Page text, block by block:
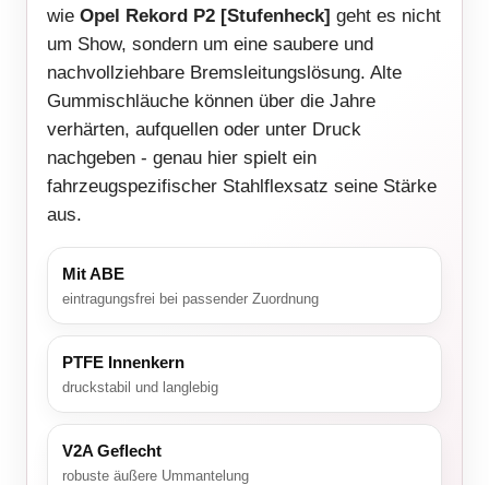
wie Opel Rekord P2 [Stufenheck] geht es nicht
um Show, sondern um eine saubere und
nachvollziehbare Bremsleitungslösung. Alte
Gummischläuche können über die Jahre
verhärten, aufquellen oder unter Druck
nachgeben - genau hier spielt ein
fahrzeugspezifischer Stahlflexsatz seine Stärke
aus.
Mit ABE
eintragungsfrei bei passender Zuordnung
PTFE Innenkern
druckstabil und langlebig
V2A Geflecht
robuste äußere Ummantelung